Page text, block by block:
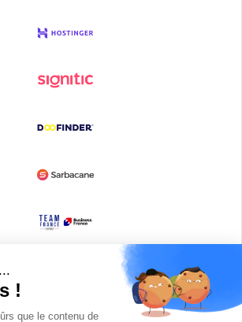
Devenir partenaire